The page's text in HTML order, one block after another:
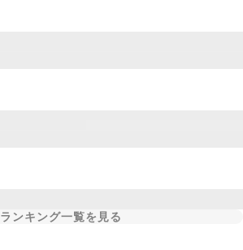
ランキング一覧を見る